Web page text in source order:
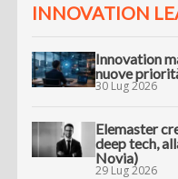
INNOVATION
Innovation
nuove
30 Lug 2026
Elemaster
deep tech,
Novia)
29 Lug 2026